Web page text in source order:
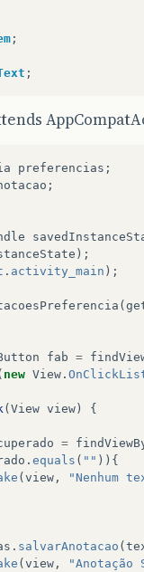
;
;
preferencias ;
;
);
. activity_main );
(
fab =
new View .
( View view ) {
=
. equals ( "" )){
( view , "Nenhum
. salvarAnotacao (
( view ,
"Anotação